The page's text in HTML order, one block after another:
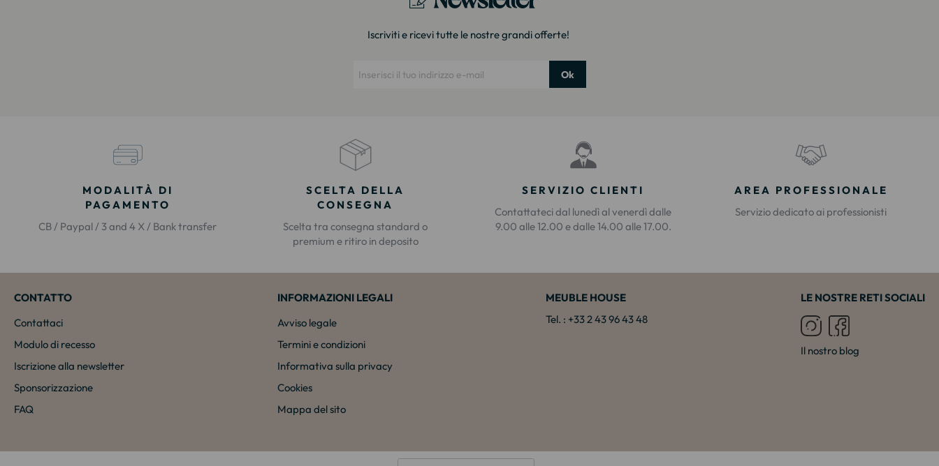
Iscriviti e ricevi tutte le nostre grandi offerte!
Ok
MODALITÀ DI
PAGAMENTO
CB / Paypal / 3 and 4 X / Bank transfer
SCELTA DELLA
CONSEGNA
Scelta tra consegna standard o
premium e ritiro in deposito
SERVIZIO CLIENTI
Contattateci dal lunedì al venerdì dalle
9.00 alle 12.00 e dalle 14.00 alle 17.00.
AREA PROFESSIONALE
Servizio dedicato ai professionisti
CONTATTO
Contattaci
Modulo di recesso
Iscrizione alla newsletter
Sponsorizzazione
FAQ
INFORMAZIONI LEGALI
Avviso legale
Termini e condizioni
Informativa sulla privacy
Cookies
Mappa del sito
MEUBLE HOUSE
Tel. : +33 2 43 96 43 48
LE NOSTRE RETI SOCIALI
Il nostro blog